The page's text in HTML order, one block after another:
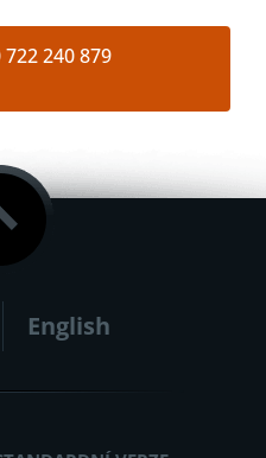
722 240 879
English